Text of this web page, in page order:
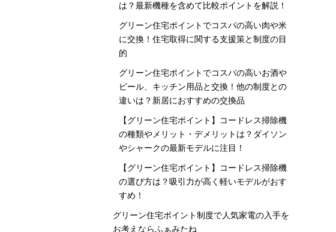
は？最新機種を含めて比較ポイントを解説！
グリーン住宅ポイントでコスパの高い肉や米
に交換！住宅取得に関する支援策と制度の目
的
グリーン住宅ポイントでコスパの高いお酒や
ビール、キッチン用品と交換！他の制度との
違いは？新居におすすめの交換品
【グリーン住宅ポイント】コードレス掃除機
の種類やメリット・デメリットは？ダイソン
やシャークの最新モデルに注目！
【グリーン住宅ポイント】コードレス掃除機
の選び方は？吸引力が高く軽いモデルがおす
すめ！
グリーン住宅ポイント制度で人気家電の入手を
お考えならふぁみたね